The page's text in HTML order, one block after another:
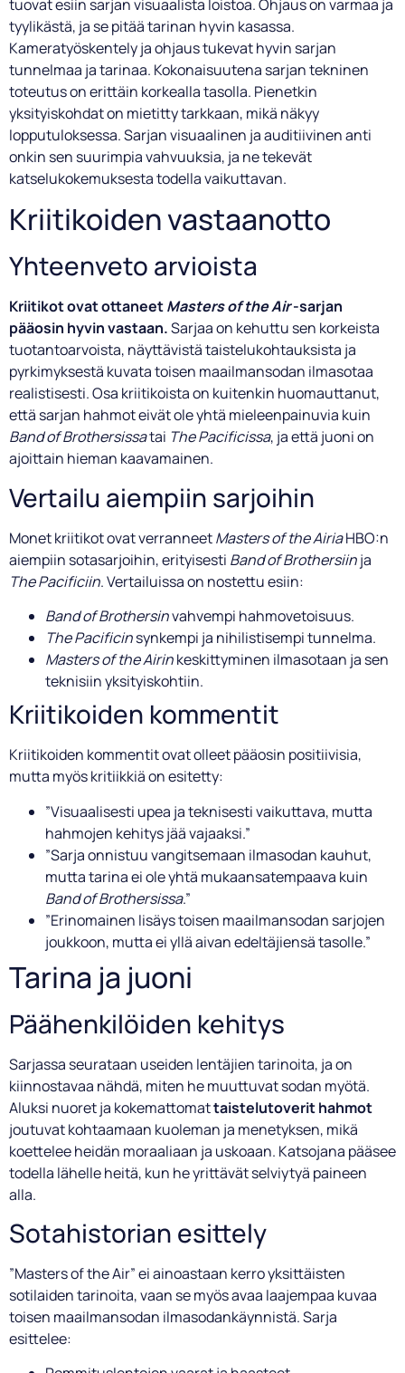
tuovat esiin sarjan visuaalista loistoa. Ohjaus on varmaa ja
tyylikästä, ja se pitää tarinan hyvin kasassa.
Kameratyöskentely ja ohjaus tukevat hyvin sarjan
tunnelmaa ja tarinaa. Kokonaisuutena sarjan tekninen
toteutus on erittäin korkealla tasolla. Pienetkin
yksityiskohdat on mietitty tarkkaan, mikä näkyy
lopputuloksessa. Sarjan visuaalinen ja auditiivinen anti
onkin sen suurimpia vahvuuksia, ja ne tekevät
katselukokemuksesta todella vaikuttavan.
Kriitikoiden vastaanotto
Yhteenveto arvioista
Kriitikot ovat ottaneetMasters of the Air-sarjan
pääosin hyvin vastaan.Sarjaa on kehuttu sen korkeista
tuotantoarvoista, näyttävistä taistelukohtauksista ja
pyrkimyksestä kuvata toisen maailmansodan ilmasotaa
realistisesti. Osa kriitikoista on kuitenkin huomauttanut,
että sarjan hahmot eivät ole yhtä mieleenpainuvia kuin
Band of Brothersissatai The Pacificissa, ja että juoni on
ajoittain hieman kaavamainen.
Vertailu aiempiin sarjoihin
Monet kriitikot ovat verranneetMasters of the AiriaHBO:n
aiempiin sotasarjoihin, erityisesti Band of Brothersiinja
The Pacificiin. Vertailuissa on nostettu esiin:
Band of Brothersinvahvempi hahmovetoisuus.
The Pacificinsynkempi ja nihilistisempi tunnelma.
Masters of the Airinkeskittyminen ilmasotaan ja sen
teknisiin yksityiskohtiin.
Kriitikoiden kommentit
Kriitikoiden kommentit ovat olleet pääosin positiivisia,
mutta myös kritiikkiä on esitetty:
”Visuaalisesti upea ja teknisesti vaikuttava, mutta
hahmojen kehitys jää vajaaksi.”
”Sarja onnistuu vangitsemaan ilmasodan kauhut,
mutta tarina ei ole yhtä mukaansatempaava kuin
Band of Brothersissa.”
”Erinomainen lisäys toisen maailmansodan sarjojen
joukkoon, mutta ei yllä aivan edeltäjiensä tasolle.”
Tarina ja juoni
Päähenkilöiden kehitys
Sarjassa seurataan useiden lentäjien tarinoita, ja on
kiinnostavaa nähdä, miten he muuttuvat sodan myötä.
Aluksi nuoret ja kokemattomattaistelutoverit hahmot
joutuvat kohtaamaan kuoleman ja menetyksen, mikä
koettelee heidän moraaliaan ja uskoaan. Katsojana pääsee
todella lähelle heitä, kun he yrittävät selviytyä paineen
alla.
Sotahistorian esittely
”Masters of the Air” ei ainoastaan kerro yksittäisten
sotilaiden tarinoita, vaan se myös avaa laajempaa kuvaa
toisen maailmansodan ilmasodankäynnistä. Sarja
esittelee: